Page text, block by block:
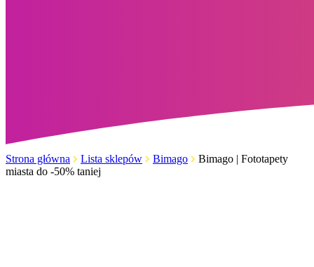
Strona główna Lista sklepów Bimago
Bimago | Fototapety
miasta do -50% taniej